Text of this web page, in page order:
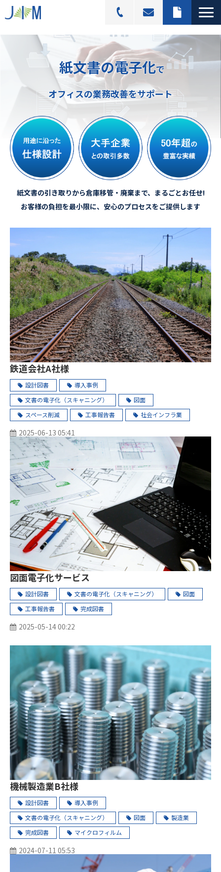
スキャニングサービス
選ばれる理由
活用シーン
導入事例
料金プラン
ブログ記事一覧
紙文書の電子化で
オフィスの業務改善をサポート
紙文書の引き取りから倉庫移管・廃棄まで、まるごとお任せ!
お客様の負担を最小限に、安心のプロセスをご提供します
鉄道会社A社様
設計図書
導入事例
文書の電子化（スキャニング）
図面
スペース削減
工事報告書 社会インフラ業
2025-06-13 05:41
図面電子化サービス
設計図書 文書の電子化（スキャニング）
図面
工事報告書
完成図書
2025-05-14 00:22
機械製造業B社様
設計図書
導入事例
文書の電子化（スキャニング）
図面
製造業
完成図書
マイクロフィルム
2024-07-11 05:53